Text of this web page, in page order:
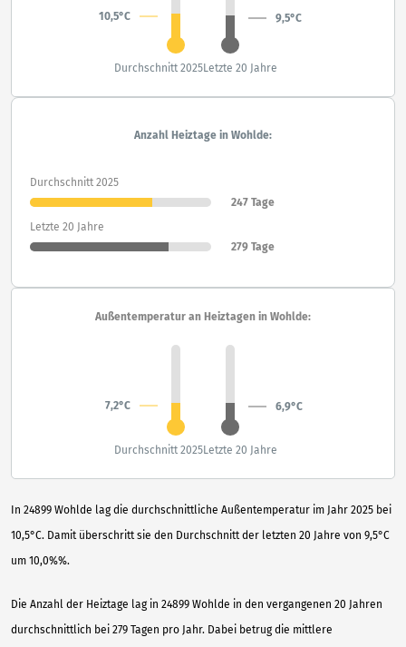
In 24899 Wohlde lag die durchschnittliche Außentemperatur im Jahr 2025 bei
10,5°C. Damit überschritt sie den Durchschnitt der letzten 20 Jahre von 9,5°C
um 10,0%%.
Die Anzahl der Heiztage lag in 24899 Wohlde in den vergangenen 20 Jahren
durchschnittlich bei 279 Tagen pro Jahr. Dabei betrug die mittlere
10,5°C 9,5°C
Durchschnitt 2025Letzte 20 Jahre
Anzahl Heiztage in Wohlde:
Durchschnitt 2025
247 Tage
Letzte 20 Jahre
279 Tage
Außentemperatur an Heiztagen in Wohlde:
7,2°C 6,9°C
Durchschnitt 2025Letzte 20 Jahre